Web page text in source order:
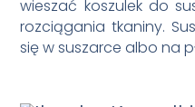
wieszać koszulek do
rozciągania tkaniny.
się w suszarce albo na